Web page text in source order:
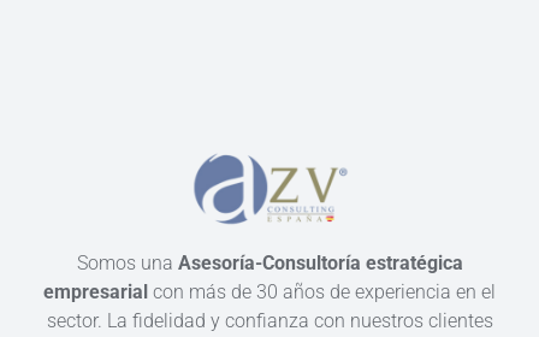
Somos una Asesoría-Consultoría estratégica
empresarial con más de 30 años de experiencia en el
sector. La fidelidad y confianza con nuestros clientes